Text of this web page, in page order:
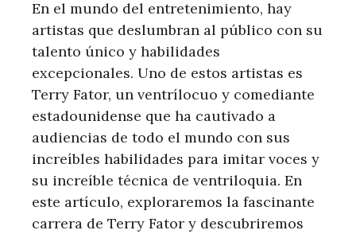
En el mundo del entretenimiento, hay
artistas que deslumbran al público con su
talento único y habilidades
excepcionales. Uno de estos artistas es
Terry Fator, un ventrílocuo y comediante
estadounidense que ha cautivado a
audiencias de todo el mundo con sus
increíbles habilidades para imitar voces y
su increíble técnica de ventriloquia. En
este artículo, exploraremos la fascinante
carrera de Terry Fator y descubriremos